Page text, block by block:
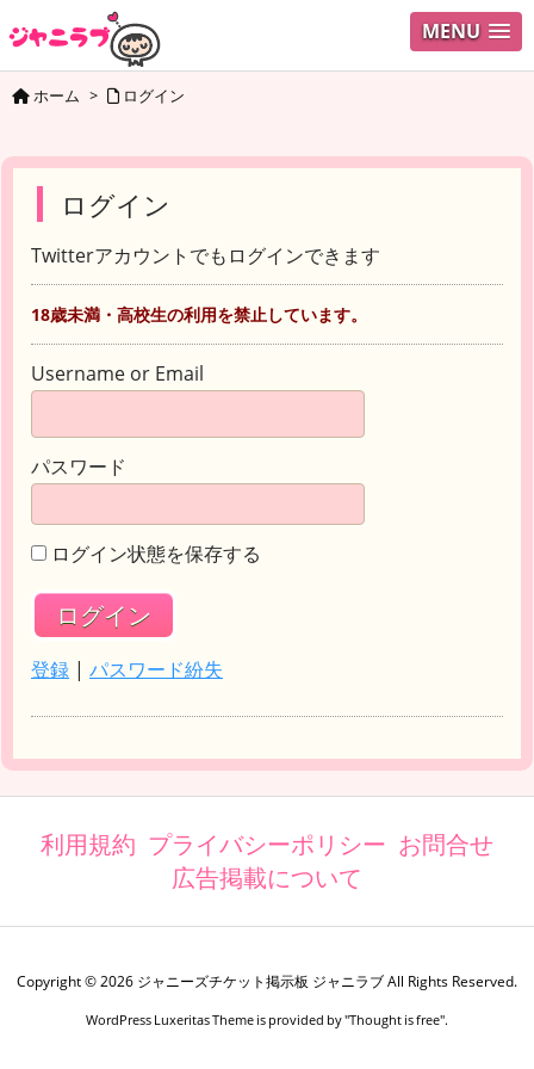
MENU
ホーム > ログイン
ログイン
Twitterアカウントでもログインできます
18歳未満・高校生の利用を禁止しています。
Username or Email
パスワード
ログイン状態を保存する
登録 | パスワード紛失
利用規約 プライバシーポリシー お問合せ
広告掲載について
Copyright ©2026 ジャニーズチケット掲示板 ジャニラブAll Rights Reserved.
WordPress Luxeritas Theme is provided by "Thought is free".